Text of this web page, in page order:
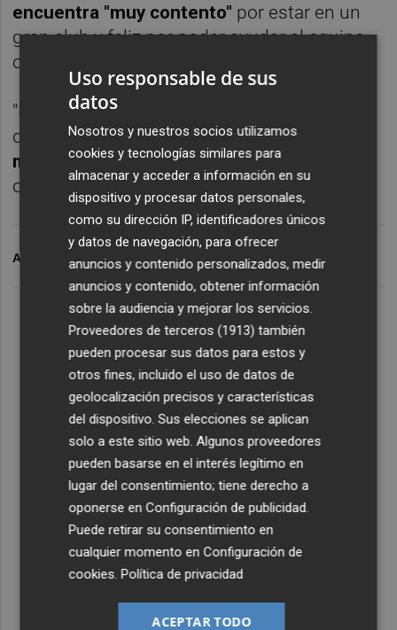
encuentra "muy contento" por estar en un
gran club y feliz por poder ayudar al equipo
con goles.
"Espero seguir haciéndolo en lo que queda
de temporada, porqueestamos en el
momento decisivo", concluyó el jugador
colombiano.
ARCHIVADO EN VILLARREAL CF CARLOS BACCA
Uso responsable de sus
datos
Nosotros y nuestros socios utilizamos
cookies y tecnologías similares para
almacenar y acceder a información en su
dispositivo y procesar datos personales,
como su dirección IP, identificadores únicos
y datos de navegación, para ofrecer
anuncios y contenido personalizados, medir
anuncios y contenido, obtener información
sobre la audiencia y mejorar los servicios.
Proveedores de terceros (1913) también
pueden procesar sus datos para estos y
otros fines, incluido el uso de datos de
geolocalización precisos y características
del dispositivo. Sus elecciones se aplican
solo a este sitio web. Algunos proveedores
pueden basarse en el interés legítimo en
lugar del consentimiento; tiene derecho a
oponerse enConfiguración de publicidad.
Puede retirar su consentimiento en
cualquier momento enConfiguración de
cookies.Política de privacidad
ACEPTAR TODO